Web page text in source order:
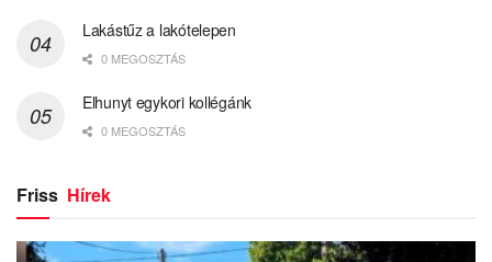
Lakástűz a lakótelepen
0 MEGOSZTÁS
Elhunyt egykori kollégánk
0 MEGOSZTÁS
Friss Hírek